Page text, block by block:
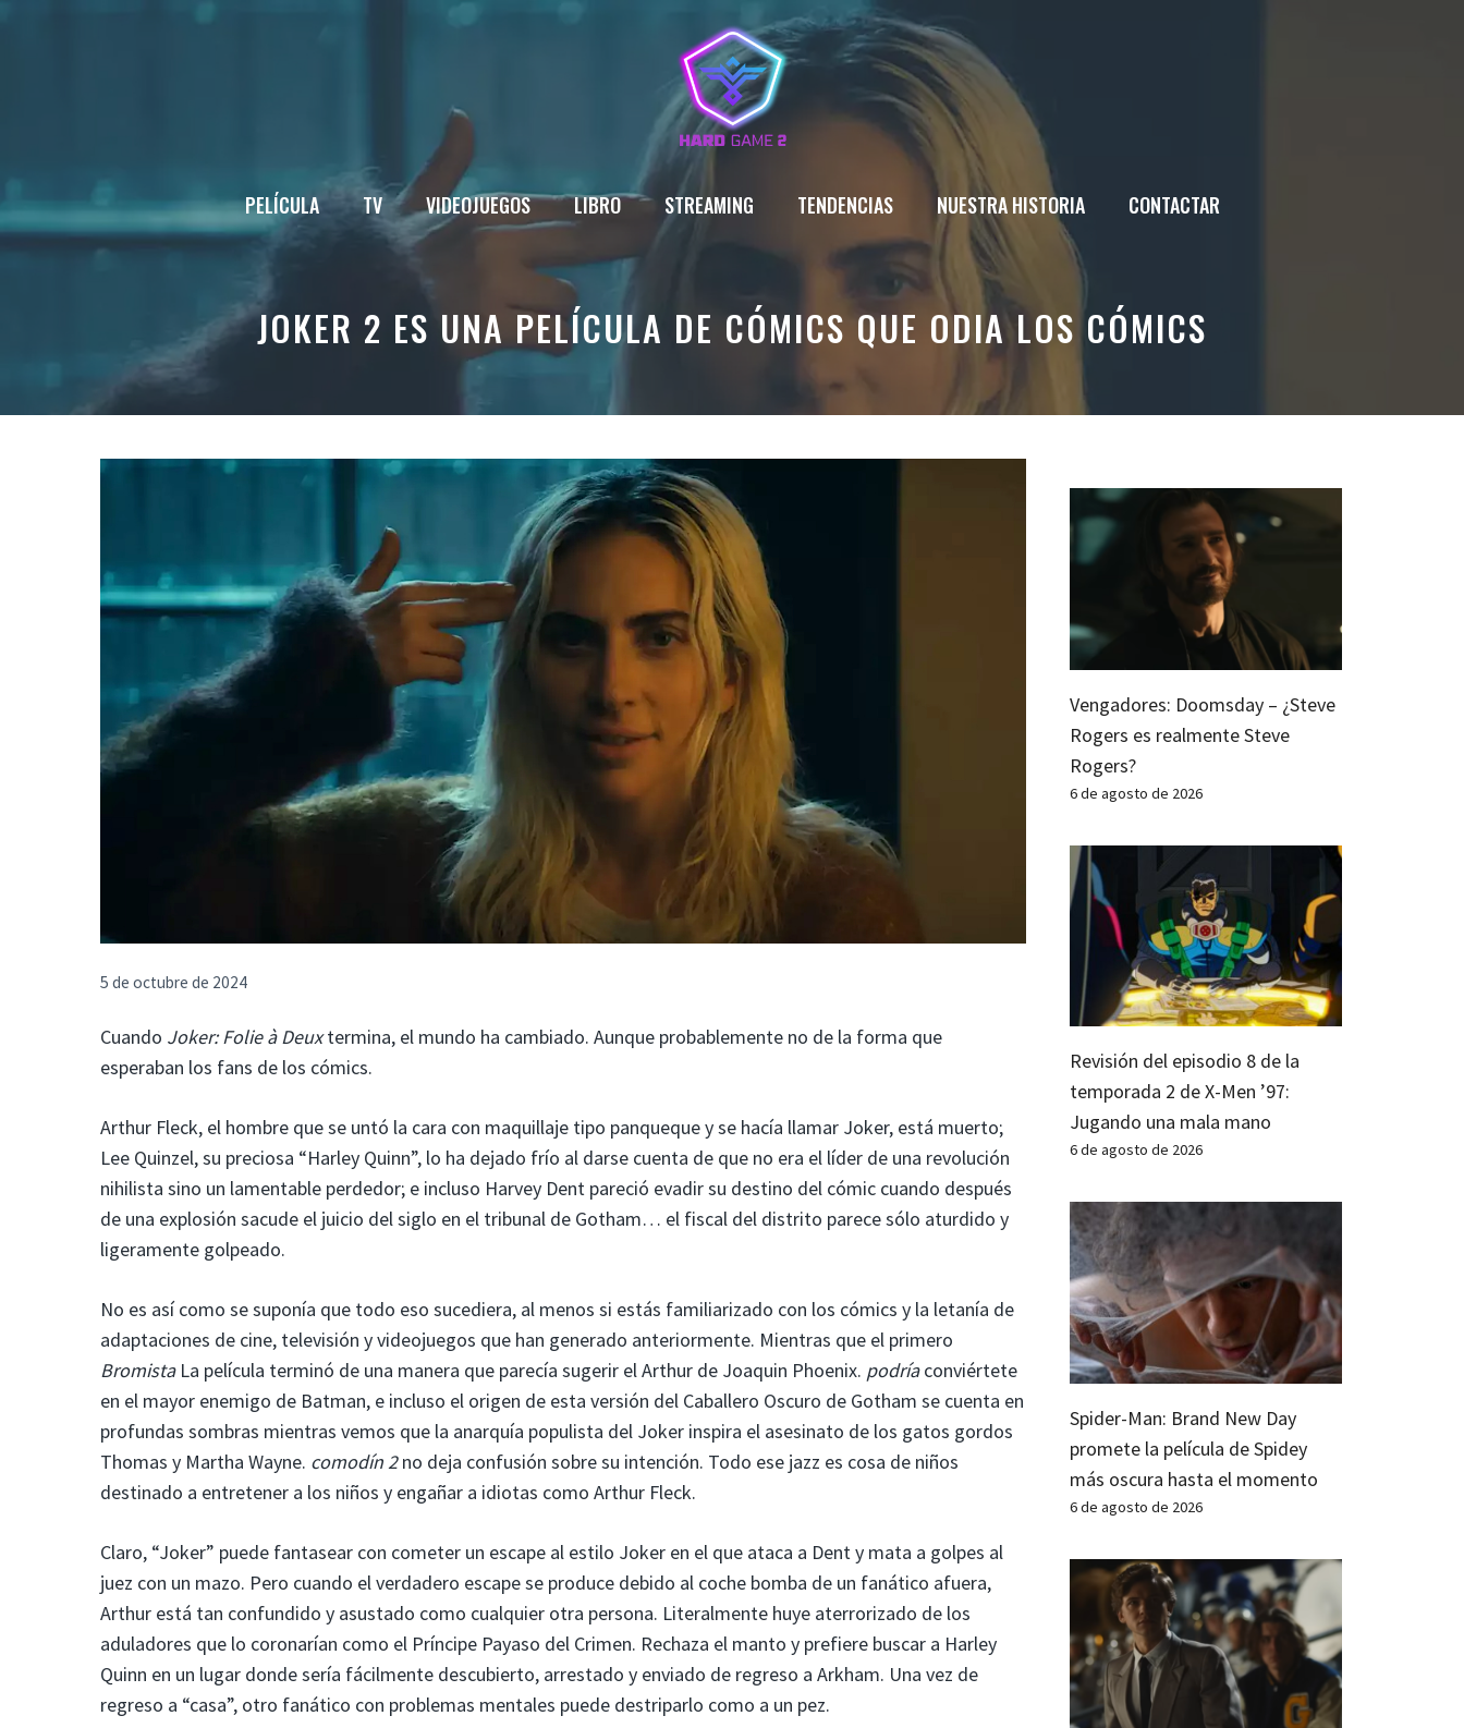
PELÍCULA TV VIDEOJUEGOS LIBRO STREAMING TENDENCIAS NUESTRA HISTORIA CONTACTAR
JOKER 2 ES UNA PELÍCULA DE CÓMICS QUE ODIA LOS CÓMICS
5 de octubre de 2024
Cuando Joker: Folie à Deuxtermina, el mundo ha cambiado. Aunque probablemente no de la forma que
esperaban los fans de los cómics.
Arthur Fleck, el hombre que se untó la cara con maquillaje tipo panqueque y se hacía llamar Joker, está muerto;
Lee Quinzel, su preciosa “Harley Quinn”, lo ha dejado frío al darse cuenta de que no era el líder de una revolución
nihilista sino un lamentable perdedor; e incluso Harvey Dent pareció evadir su destino del cómic cuando después
de una explosión sacude el juicio del siglo en el tribunal de Gotham… el fiscal del distrito parece sólo aturdido y
ligeramente golpeado.
No es así como se suponía que todo eso sucediera, al menos si estás familiarizado con los cómics y la letanía de
adaptaciones de cine, televisión y videojuegos que han generado anteriormente. Mientras que el primero
Bromista La película terminó de una manera que parecía sugerir el Arthur de Joaquin Phoenix. podríaconviértete
en el mayor enemigo de Batman, e incluso el origen de esta versión del Caballero Oscuro de Gotham se cuenta en
profundas sombras mientras vemos que la anarquía populista del Joker inspira el asesinato de los gatos gordos
Thomas y Martha Wayne. comodín 2no deja confusión sobre su intención. Todo ese jazz es cosa de niños
destinado a entretener a los niños y engañar a idiotas como Arthur Fleck.
Claro, “Joker” puede fantasear con cometer un escape al estilo Joker en el que ataca a Dent y mata a golpes al
juez con un mazo. Pero cuando el verdadero escape se produce debido al coche bomba de un fanático afuera,
Arthur está tan confundido y asustado como cualquier otra persona. Literalmente huye aterrorizado de los
aduladores que lo coronarían como el Príncipe Payaso del Crimen. Rechaza el manto y prefiere buscar a Harley
Quinn en un lugar donde sería fácilmente descubierto, arrestado y enviado de regreso a Arkham. Una vez de
regreso a “casa”, otro fanático con problemas mentales puede destriparlo como a un pez.
Vengadores: Doomsday – ¿Steve
Rogers es realmente Steve
Rogers?
6 de agosto de 2026
Revisión del episodio 8 de la
temporada 2 de X-Men ’97:
Jugando una mala mano
6 de agosto de 2026
Spider-Man: Brand New Day
promete la película de Spidey
más oscura hasta el momento
6 de agosto de 2026